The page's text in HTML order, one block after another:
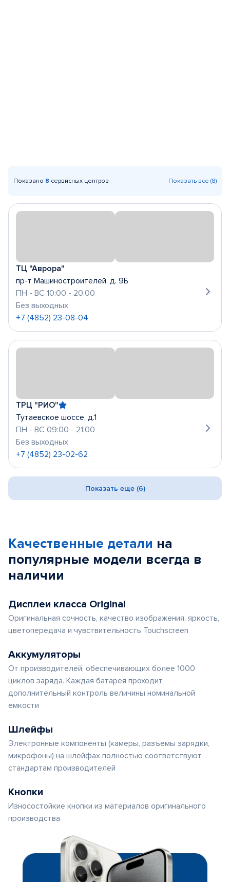
Показано 8 сервисных центров Показать все (8)
ТЦ "Аврора"
пр-т Машиностроителей, д. 9Б
ПН - ВС 10:00 - 20:00
Без выходных
+7 (4852) 23-08-04
ТРЦ "РИО"
Тутаевское шоссе, д.1
ПН - ВС 09:00 - 21:00
Без выходных
+7 (4852) 23-02-62
Показать еще (6)
Качественные детали на
популярные модели всегда в
наличии
Дисплеи класса Original
Оригинальная сочность, качество изображения, яркость,
цветопередача и чувствительность Touchscreen
Аккумуляторы
От производителей, обеспечивающих более 1000
циклов заряда. Каждая батарея проходит
дополнительный контроль величины номинальной
емкости
Шлейфы
Электронные компоненты (камеры, разъемы зарядки,
микрофоны) на шлейфах полностью соответствуют
стандартам производителей
Кнопки
Износостойкие кнопки из материалов оригинального
производства